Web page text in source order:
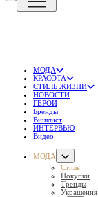
МОДА
КРАСОТА
СТИЛЬ ЖИЗНИ
НОВОСТИ
ГЕРОИ
Бренды
Вишлист
ИНТЕРВЬЮ
Видео
МОДА
Стиль
Покупки
Тренды
Украшения